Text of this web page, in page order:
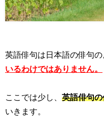
英語俳句は日本語の俳句の
いるわけではありません。
ここでは少し、 英語俳句の
いきます。